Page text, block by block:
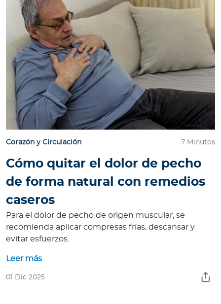
Corazón y Circulación 7 Minutos
Cómo quitar el dolor de pecho
de forma natural con remedios
caseros
Para el dolor de pecho de origen muscular, se
recomienda aplicar compresas frías, descansar y
evitar esfuerzos.
Leer más
01 Dic 2025